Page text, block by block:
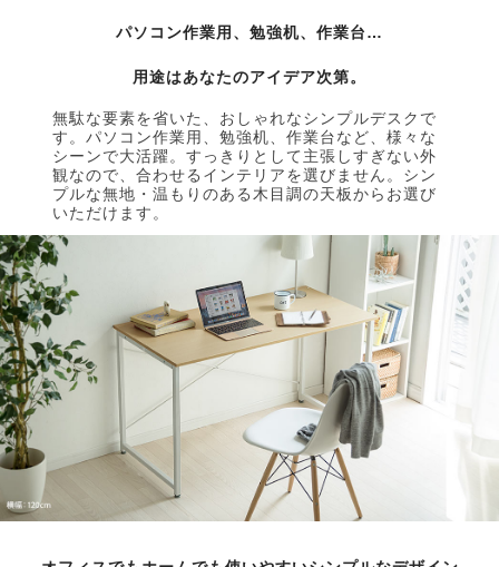
パソコン作業用、勉強机、作業台…
用途はあなたのアイデア次第。
無駄な要素を省いた、おしゃれなシンプルデスクで
す。パソコン作業用、勉強机、作業台など、様々な
シーンで大活躍。すっきりとして主張しすぎない外
観なので、合わせるインテリアを選びません。シン
プルな無地・温もりのある木目調の天板からお選び
いただけます。